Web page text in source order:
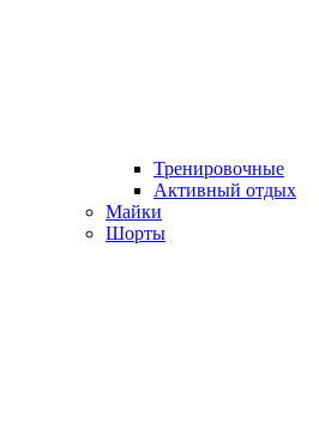
Тренировочные
Активный отдых
Майки
Шорты